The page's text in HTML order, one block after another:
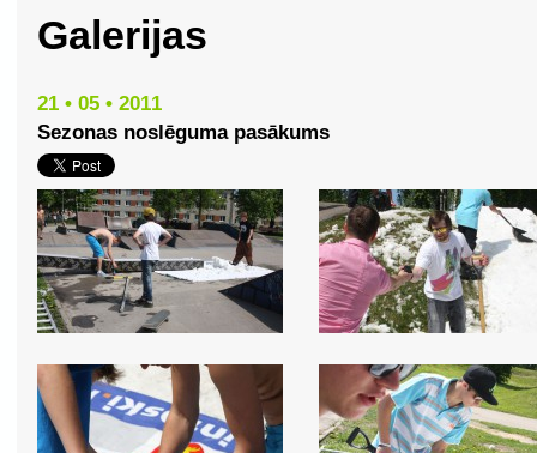
Galerijas
21 • 05 • 2011
Sezonas noslēguma pasākums